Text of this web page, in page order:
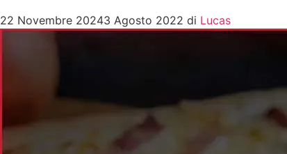
22 Novembre 20243 Agosto 2022 di Lucas